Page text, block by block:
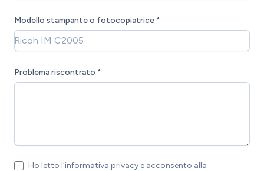
Modello stampante o fotocopiatrice *
Problema riscontrato *
Ho letto l'informativa privacy e acconsento alla